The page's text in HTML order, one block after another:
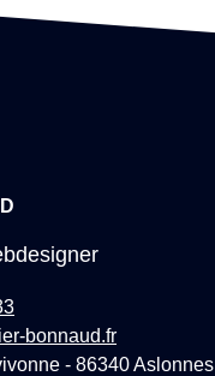
bonnaud.fr
- 86340 Aslonnes